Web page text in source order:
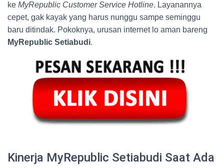
ke MyRepublic Customer Service Hotline. Layanannya
cepet, gak kayak yang harus nunggu sampe seminggu
baru ditindak. Pokoknya, urusan internet lo aman bareng
MyRepublic Setiabudi.
Kinerja MyRepublic Setiabudi Saat Ada